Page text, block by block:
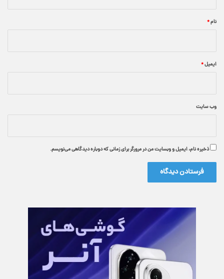
نام*
ایمیل*
وب‌ سایت
ذخیره نام، ایمیل و وبسایت من در مرورگر برای زمانی که دوباره دیدگاهی می‌نویسم.